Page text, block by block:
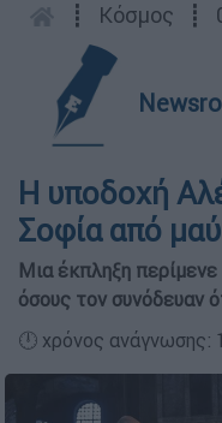
┋ Κόσμος ┋
Η υποδοχή
Σοφία από
Μια έκπληξη
όσους τον συνόδευαν
🕛 χρόνος